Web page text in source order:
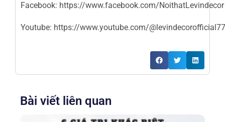
Facebook: https://www.facebook.com/NoithatLevindecor
Youtube: https://www.youtube.com/
Bài viết liên quan